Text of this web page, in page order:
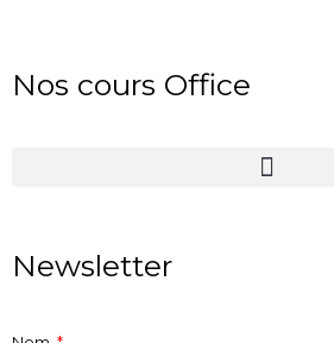
Nos cours Office
Newsletter